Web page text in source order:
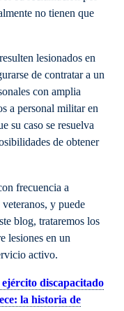
no tienen que
lesionados en
de contratar a un
con amplia
a personal militar en
su caso se resuelva
de obtener
frecuencia a
y puede
blog, trataremos los
lesiones en un
activo.
discapacitado
la historia de